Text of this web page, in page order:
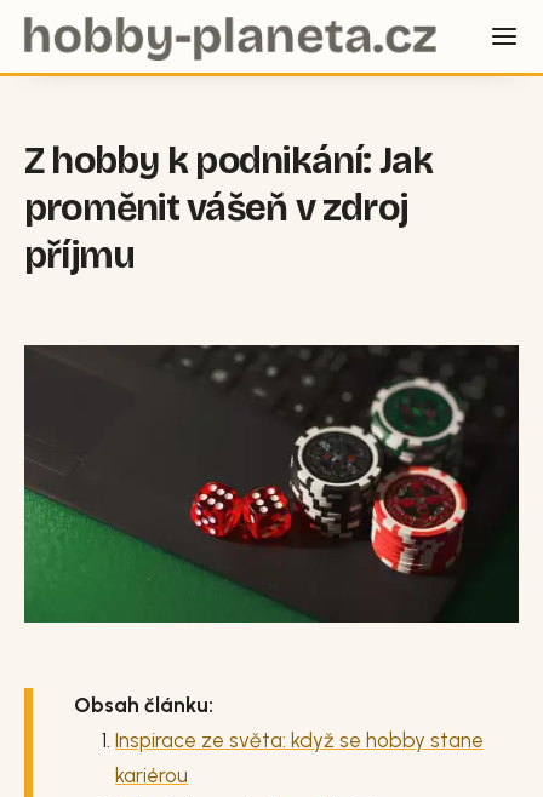
Z hobby k podnikání: Jak
proměnit vášeň v zdroj
příjmu
Obsah článku:
Inspirace ze světa: když se hobby stane
kariérou